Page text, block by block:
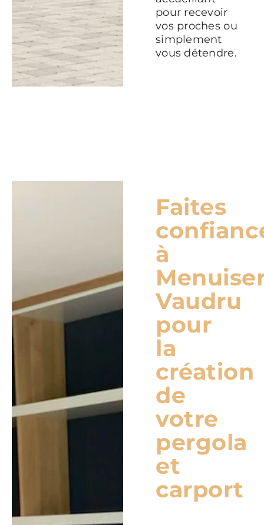
pour recevoir
vos proches ou
simplement
vous détendre.
Faites
à
Vaudru
pour
la
création
de
votre
pergola
et
carport